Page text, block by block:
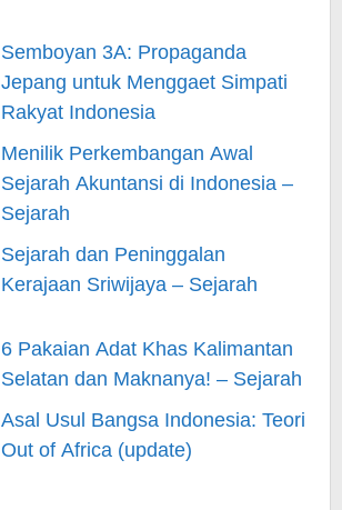
Semboyan 3A: Propaganda
Jepang untuk Menggaet Simpati
Rakyat Indonesia
Menilik Perkembangan Awal
Sejarah Akuntansi di Indonesia –
Sejarah
Sejarah dan Peninggalan
Kerajaan Sriwijaya – Sejarah
6 Pakaian Adat Khas Kalimantan
Selatan dan Maknanya! – Sejarah
Asal Usul Bangsa Indonesia: Teori
Out of Africa (update)